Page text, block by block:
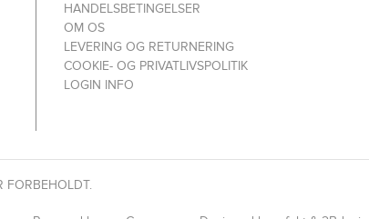
HANDELSBETINGELSER
OM OS
LEVERING OG RETURNERING
COOKIE- OG PRIVATLIVSPOLITIK
LOGIN INFO
FORBEHOLDT.